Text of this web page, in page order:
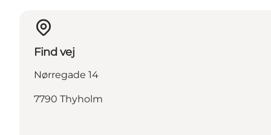
Find vej
Nørregade 14
7790 Thyholm